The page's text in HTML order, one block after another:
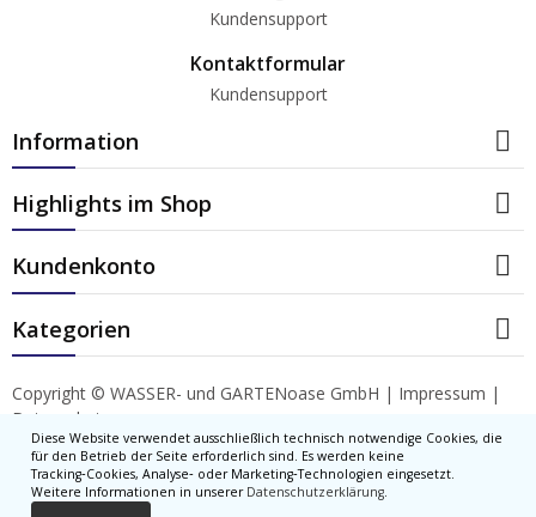
Kundensupport
Kontaktformular
Kundensupport
Information 
Highlights im Shop 
Kundenkonto 
Kategorien 
Copyright © WASSER- und GARTENoase GmbH | Impressum |
Datenschutz
Diese Website verwendet ausschließlich technisch notwendige Cookies, die
für den Betrieb der Seite erforderlich sind. Es werden keine
Tracking‑Cookies, Analyse‑ oder Marketing‑Technologien eingesetzt.
Weitere Informationen in unserer Datenschutzerklärung.